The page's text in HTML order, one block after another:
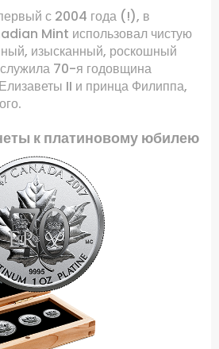
с 2004 года (!), в
Mint использовал чистую
изысканный, роскошный
70-я годовщина
II и принца Филиппа,
к платиновому юбилею